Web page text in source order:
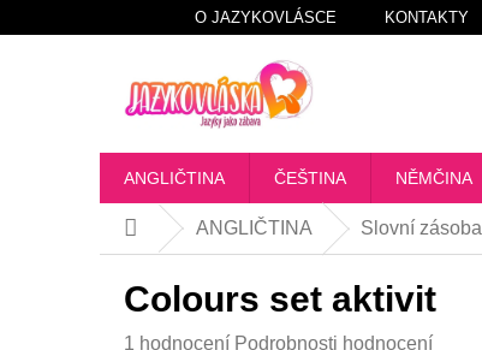
na
O JAZYKOVLÁSCE KONTAKTY
ANGLIČTINA ČEŠTINA NĚMČINA
DomůANGLIČTINA Slovní zásoba
Colours set aktivit
Průměrné
1 hodnocení Podrobnosti hodnocení